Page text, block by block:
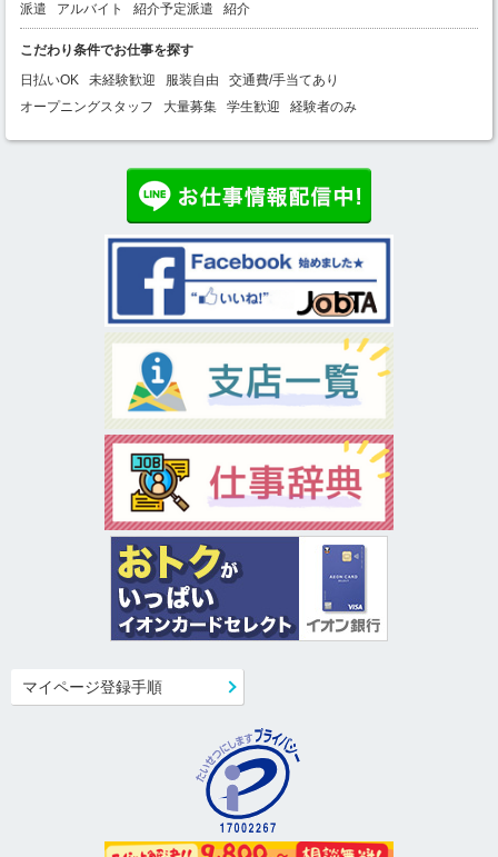
派遣
アルバイト 紹介予定派遣 紹介
こだわり条件でお仕事を探す
日払いOK
未経験歓迎 服装自由
交通費/手当てあり
オープニングスタッフ
大量募集 学生歓迎 経験者のみ
マイページ登録手順